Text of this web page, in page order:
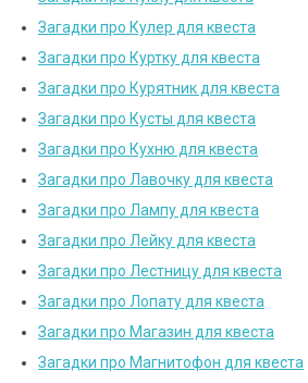
Загадки про Кулер для квеста
Загадки про Куртку для квеста
Загадки про Курятник для квеста
Загадки про Кусты для квеста
Загадки про Кухню для квеста
Загадки про Лавочку для квеста
Загадки про Лампу для квеста
Загадки про Лейку для квеста
Загадки про Лестницу для квеста
Загадки про Лопату для квеста
Загадки про Магазин для квеста
Загадки про Магнитофон для квеста